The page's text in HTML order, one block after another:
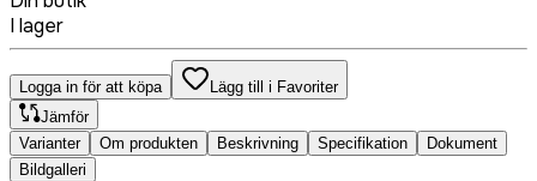
I lager
Logga in för att köpa
Lägg till i Favoriter
Jämför
Varianter
Om produkten Beskrivning Specifikation
Dokument
Bildgalleri